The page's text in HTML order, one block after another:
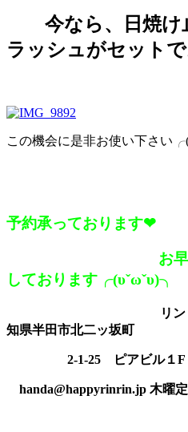
今なら、日焼け
ラッシュがセット
この機会に是非お使い下さい
カウンセ
予約承っております❤
お早目にお電
しております╭(υˇωˇυ)╮
リンリン半田
知県半田市北二ッ坂町
2-1-25 ピアビル１
handa@happyrinrin.jp 木曜